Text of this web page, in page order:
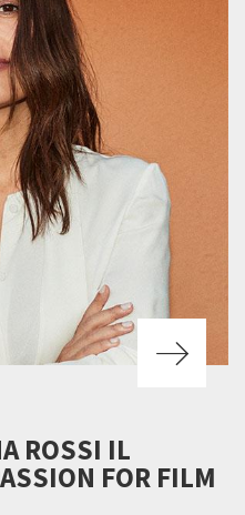
ROSSI IL
FOR FILM